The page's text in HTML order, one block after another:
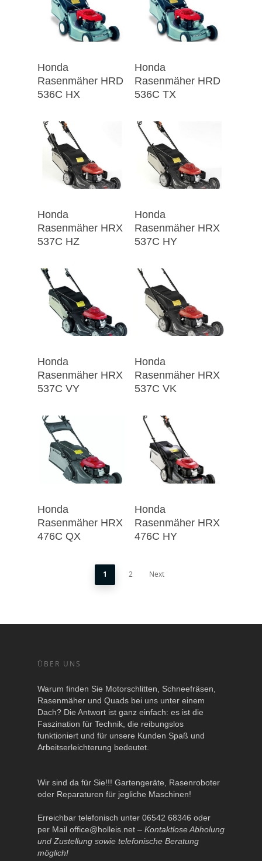
Honda
Rasenmäher HRD
536C HX
Honda
Rasenmäher HRD
536C TX
Honda
Rasenmäher HRX
537C HZ
Honda
Rasenmäher HRX
537C HY
Honda
Rasenmäher HRX
537C VY
Honda
Rasenmäher HRX
537C VK
Honda
Rasenmäher HRX
476C QX
Honda
Rasenmäher HRX
476C HY
1 2 Next
ÜBER UNS
Warum finden Sie Motorschlitten, Schneefräsen,
Rasenmäher und Quads bei uns unter einem
Dach? Die Antwort ist ganz einfach: es ist die
Faszination für Technik, die reibungslos
funktioniert und für unsere Kunden Spaß und
Arbeitserleichterung bedeutet.
Wir sind da für Sie!!! Gartengeräte, Rasenroboter
oder Reparaturen für jegliche Maschinen!
Erreichbar telefonisch unter 06542 68346 oder
per Mail office@holleis.net – Kontaktlose Abholung
und Zustellung sowie telefonische Beratung
möglich!